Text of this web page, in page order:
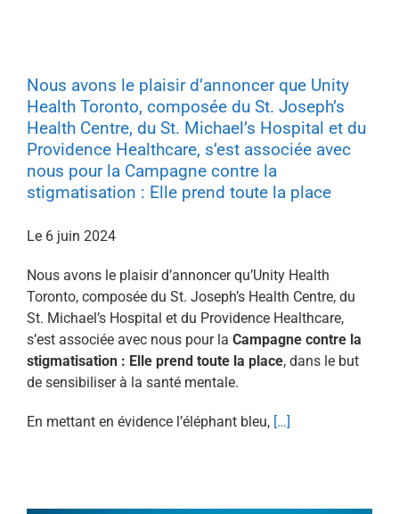
Nous avons le plaisir d’annoncer que Unity
Health Toronto, composée du St. Joseph’s
Health Centre, du St. Michael’s Hospital et du
Providence Healthcare, s’est associée avec
nous pour la Campagne contre la
stigmatisation : Elle prend toute la place
Le 6 juin 2024
Nous avons le plaisir d’annoncer qu’Unity Health
Toronto, composée du St. Joseph’s Health Centre, du
St. Michael’s Hospital et du Providence Healthcare,
s’est associée avec nous pour la Campagne contre la
stigmatisation : Elle prend toute la place, dans le but
de sensibiliser à la santé mentale.
En mettant en évidence l’éléphant bleu, […]